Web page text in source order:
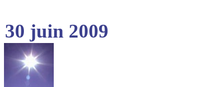
30 juin 2009